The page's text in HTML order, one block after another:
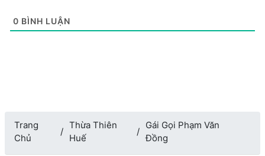
0 BÌNH LUẬN
Trang
Chủ
Thừa Thiên
Huế
Gái Gọi Phạm Văn
Đồng